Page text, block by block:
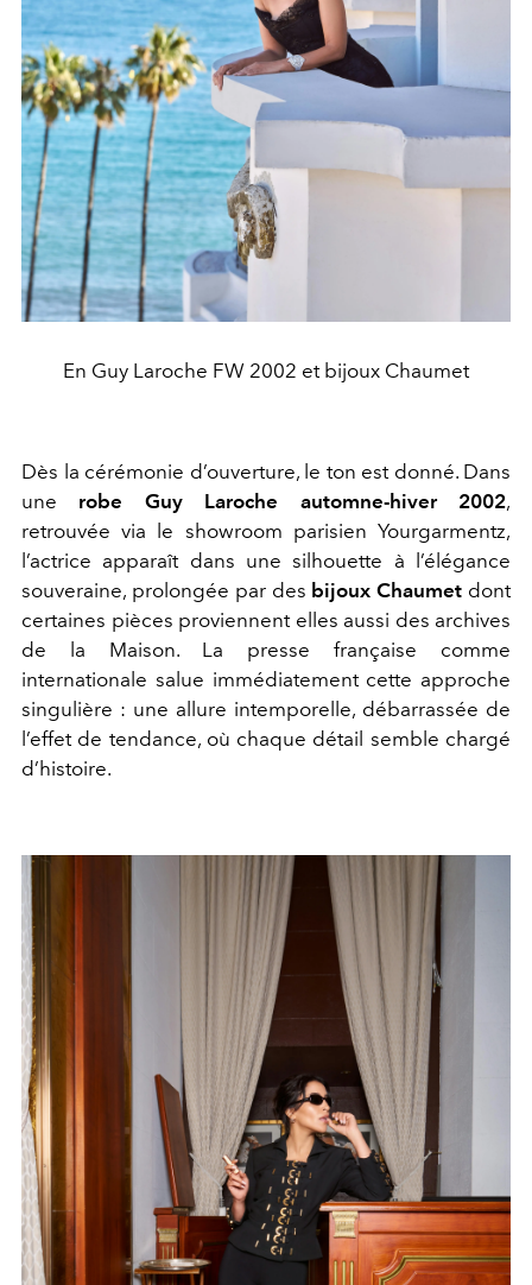
En Guy Laroche FW 2002 et bijoux Chaumet
Dès la cérémonie d’ouverture, le ton est donné. Dans
une robe Guy Laroche automne-hiver 2002,
retrouvée via le showroom parisien Yourgarmentz,
l’actrice apparaît dans une silhouette à l’élégance
souveraine, prolongée par des bijoux Chaumet dont
certaines pièces proviennent elles aussi des archives
de la Maison. La presse française comme
internationale salue immédiatement cette approche
singulière : une allure intemporelle, débarrassée de
l’effet de tendance, où chaque détail semble chargé
d’histoire.